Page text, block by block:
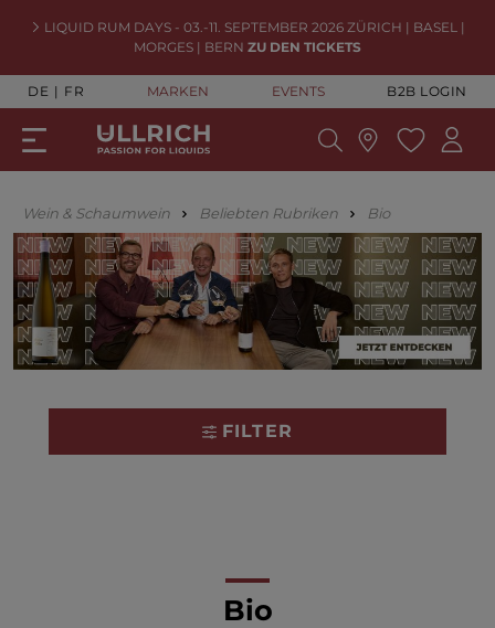
LIQUID RUM DAYS - 03.-11. SEPTEMBER 2026 ZÜRICH | BASEL |
MORGES | BERN ZU DEN TICKETS
DE FR MARKEN EVENTS B2B LOGIN
Wein & Schaumwein Beliebten Rubriken Bio
FILTER
Bio